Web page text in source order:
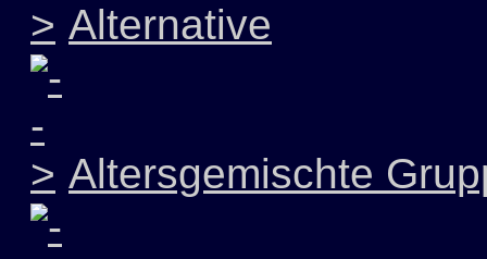
Alternative
Altersgemischte